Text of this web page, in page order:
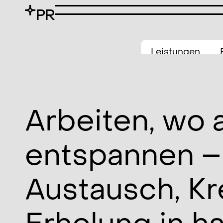
Leistungen
BÜRO
LOUNGE
LICHT
OUTDOOR
SCHIESSTAND
Arbeiten, wo
entspannen
Austausch,